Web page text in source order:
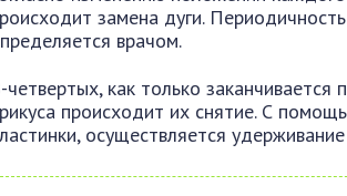
замена дуги.
врачом.
четвертых, как только
происходит их снятие. С
осуществляется